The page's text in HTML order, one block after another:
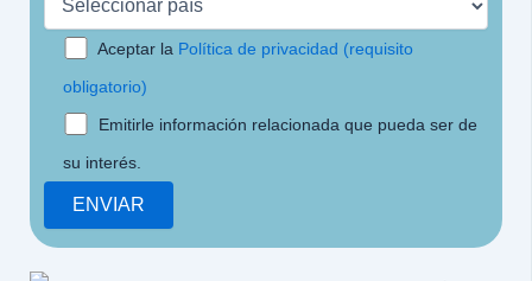
Aceptar la Política de privacidad (requisito
obligatorio)
Emitirle información relacionada que pueda ser de
su interés.